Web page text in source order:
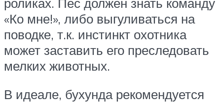
«Ко мне!», либо выгуливаться на
поводке, т.к. инстинкт охотника
может заставить его преследовать
мелких животных.
В идеале, бухунда рекомендуется